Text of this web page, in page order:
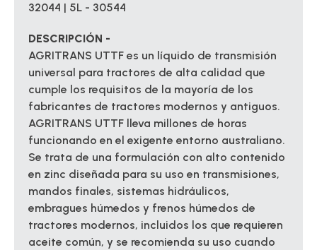
32044 | 5L - 30544
DESCRIPCIÓN -
AGRITRANS UTTF es un líquido de transmisión
universal para tractores de alta calidad que
cumple los requisitos de la mayoría de los
fabricantes de tractores modernos y antiguos.
AGRITRANS UTTF lleva millones de horas
funcionando en el exigente entorno australiano.
Se trata de una formulación con alto contenido
en zinc diseñada para su uso en transmisiones,
mandos finales, sistemas hidráulicos,
embragues húmedos y frenos húmedos de
tractores modernos, incluidos los que requieren
aceite común, y se recomienda su uso cuando